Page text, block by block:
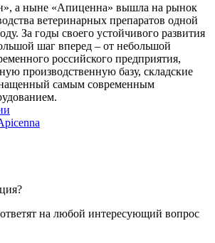
а ныне «Апиценна» вышла на рынок
ветеринарных препаратов одной
За годы своего устойчивого развития
шаг вперед – от небольшой
российского предприятия,
производственную базу, складские
самым современным
на любой интересующий вопрос